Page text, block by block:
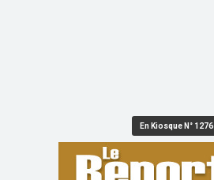
En Kiosque N° 1276